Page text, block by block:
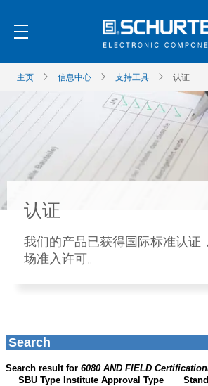
主页 信息中心 支持工具 认证
认证
我们的产品已获得国际标准认证
场准入许可。